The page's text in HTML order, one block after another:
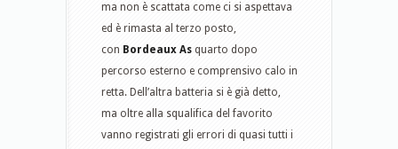
ma non è scattata come ci si aspettava
ed è rimasta al terzo posto,
con Bordeaux As quarto dopo
percorso esterno e comprensivo calo in
retta. Dell’altra batteria si è già detto,
ma oltre alla squalifica del favorito
vanno registrati gli errori di quasi tutti i